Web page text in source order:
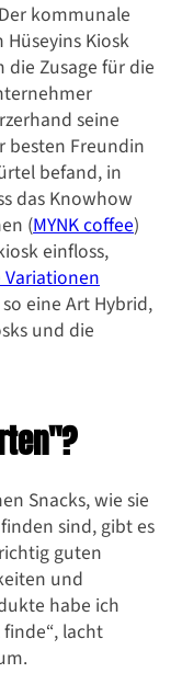
kommunale
Kiosk
Zusage für die
seine
besten Freundin
befand, in
das Knowhow
(MYNK coffee)
einfloss,
Variationen
eine Art Hybrid,
und die
Snacks, wie sie
sind, gibt es
guten
und
habe ich
lacht